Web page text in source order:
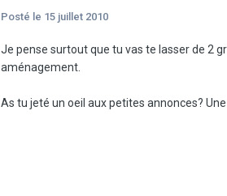
Posté le 15 juillet 2010
Je pense surtout que tu vas te lasser de 2
aménagement.
As tu jeté un oeil aux petites annonces?